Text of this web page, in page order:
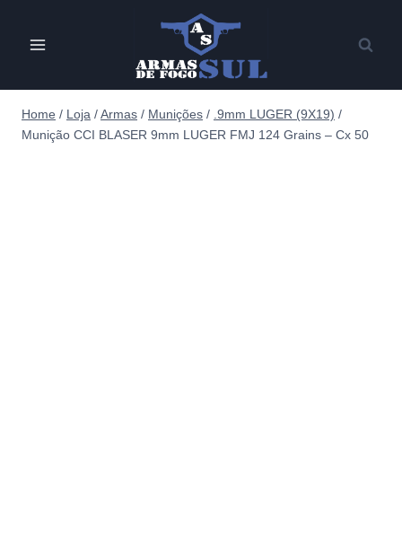
Home / Loja /Armas / Munições / .9mm LUGER (9X19) /
Munição CCI BLASER 9mm LUGER FMJ 124 Grains – Cx 50